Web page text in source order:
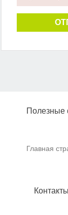
Полезные
Главная